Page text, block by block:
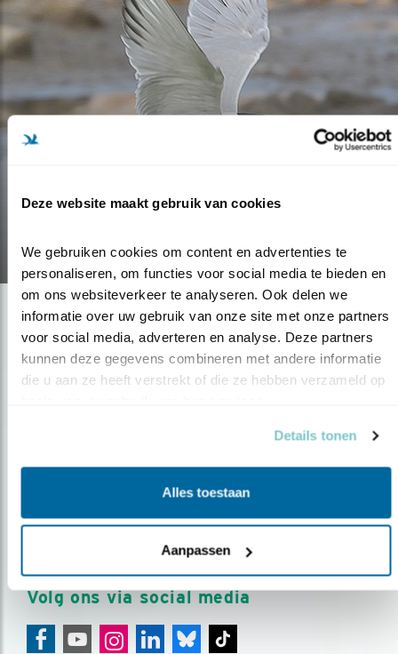
Deze website maakt gebruik van cookies
We gebruiken cookies om content en advertenties te
personaliseren, om functies voor social media te bieden en
om ons websiteverkeer te analyseren. Ook delen we
informatie over uw gebruik van onze site met onze partners
voor social media, adverteren en analyse. Deze partners
kunnen deze gegevens combineren met andere informatie
die u aan ze heeft verstrekt of die ze hebben verzameld op
Details tonen
Alles toestaan
Aanpassen
DANK U WEL!
10.01.18
Meld je aan en ontvang nieuws, inspiratie, acties en tips
Volg ons via social media